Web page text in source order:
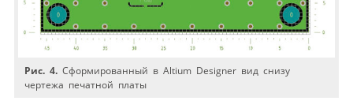
Рис. 4. Сформированный в Altium Designer вид снизу
чертежа печатной платы